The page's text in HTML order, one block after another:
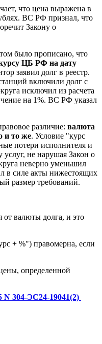
что цена выражена в
ВС РФ признал, что
Закону о
было прописано, что
ЦБ РФ на дату
заявил долг в реестр.
включили долг с
исключил из расчета
на 1%. ВС РФ указал
различие: валюта
и то же. Условие "курс
потери исполнителя и
услуг, не нарушая Закон о
неверно уменьшил
в силе акты нижестоящих
размер требований.
от валюты долга, и это
+ %") правомерна, если
определенной
N 304-ЭС24-19041(2)